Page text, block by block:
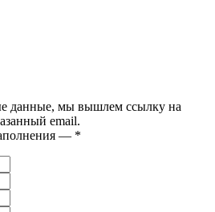
данные, мы вышлем ссылку на
email.
— *